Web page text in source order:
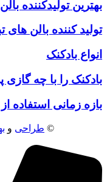
بهترین تولیدکننده
تولید کننده بالن های
انواع بادکنک
بادکنک را با چه گازی
بازه زمانی استفاده از
© طراحی و